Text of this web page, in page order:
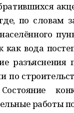
по словам
как вода
по
работы